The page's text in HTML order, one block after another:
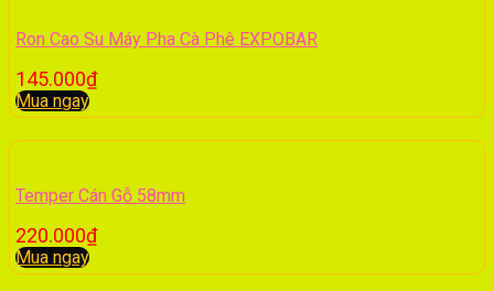
Ron Cao Su Máy Pha Cà Phê EXPOBAR
145.000₫
Mua ngay
Temper Cán Gỗ 58mm
220.000₫
Mua ngay